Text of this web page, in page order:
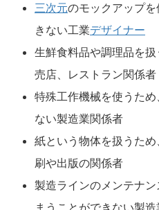
三次元のモックアップ
きない工業デザイナー
生鮮食料品や調理品を
売店、レストラン関係者
特殊工作機械を使うた
ない製造業関係者
紙という物体を扱うた
刷や出版の関係者
製造ラインのメンテナ
まうことができない製